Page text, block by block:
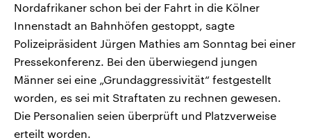
Nordafrikaner schon bei der Fahrt in die Kölner
Innenstadt an Bahnhöfen gestoppt, sagte
Polizeipräsident Jürgen Mathies am Sonntag bei einer
Pressekonferenz. Bei den überwiegend jungen
Männer sei eine „Grundaggressivität“ festgestellt
worden, es sei mit Straftaten zu rechnen gewesen.
Die Personalien seien überprüft und Platzverweise
erteilt worden.